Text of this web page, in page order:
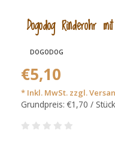
Dogodog Rinderohr
DOGODOG
€5,10
* Inkl. MwSt. zzgl.
Grundpreis: €1,70 / Stück